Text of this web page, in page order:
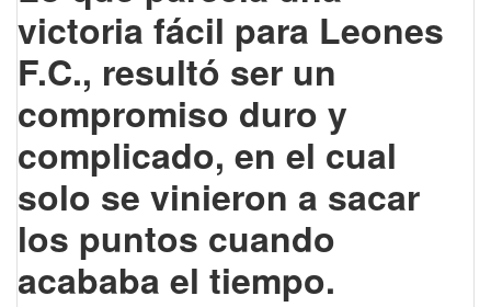
victoria fácil para Leones
F.C., resultó ser un
compromiso duro y
complicado, en el cual
solo se vinieron a sacar
los puntos cuando
acababa el tiempo.